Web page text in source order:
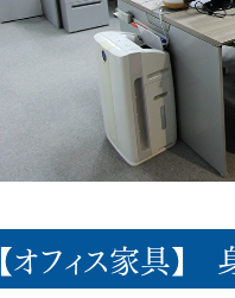
【オフィス家具